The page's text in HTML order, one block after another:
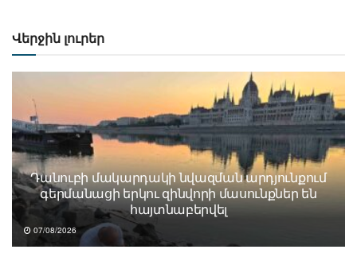
Վերջին լուրեր
Դանուբի մակարդակի նվազման արդյունքում
գերմանացի երկու զինվորի մասունքներ են
հայտնաբերվել
07/08/2026